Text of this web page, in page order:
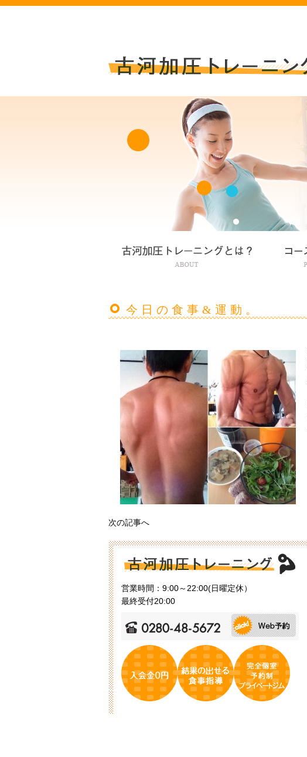
今日の食事&運動。
次の記事へ
営業時間：9:00～22:00(日曜定休）
最終受付20:00